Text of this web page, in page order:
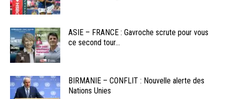
ASIE – FRANCE : Gavroche scrute pour vous
ce second tour...
BIRMANIE – CONFLIT : Nouvelle alerte des
Nations Unies